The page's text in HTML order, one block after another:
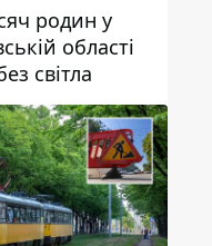
родин у
області
світла